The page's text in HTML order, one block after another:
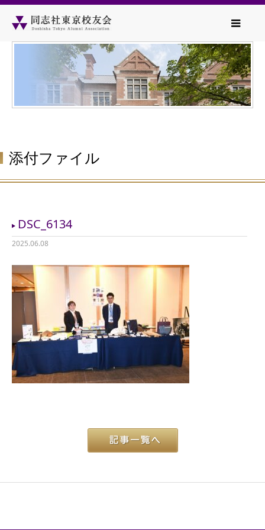
添付ファイル
DSC_6134
2025.06.08